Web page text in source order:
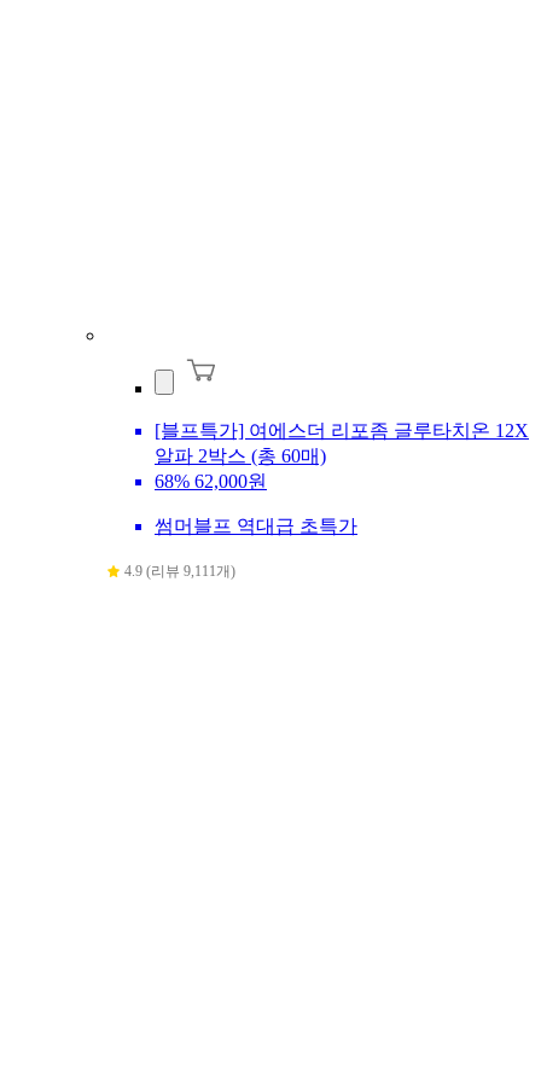
[블프특가] 여에스더 리포좀 글루타치온 12X
알파 2박스 (총 60매)
68% 62,000원
썸머블프 역대급 초특가
4.9 (리뷰 9,111개)